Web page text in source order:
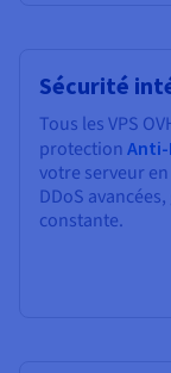
Sécurité
Tous les VPS
protection Anti-
votre serveur
DDoS
constante.